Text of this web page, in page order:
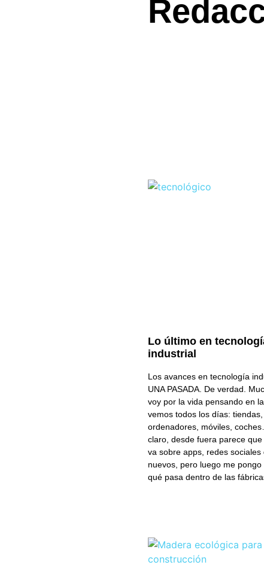
Lo último en
industrial
Los avances en tecnología
UNA PASADA. De verdad.
voy por la vida pensando en
vemos todos los días:
ordenadores, móviles,
claro, desde fuera parece
va sobre apps, redes sociales
nuevos, pero luego me
qué pasa dentro de las